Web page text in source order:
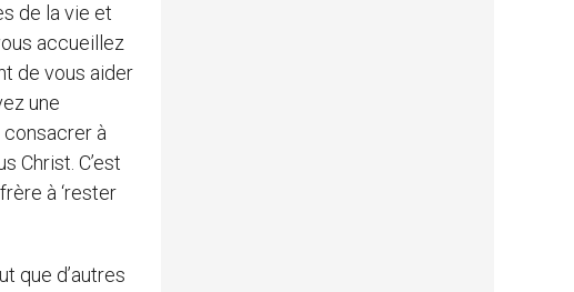
de la vie et
accueillez
de vous aider
une
à
Christ. C’est
à ‘rester
que d’autres